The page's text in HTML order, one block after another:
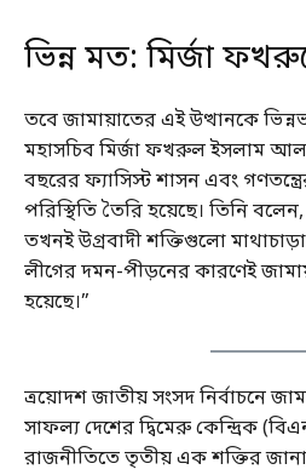
ভিন্ন মত: মির্জা
তবে জামায়াতের এই উত্থানকে
মহাসচিব মির্জা ফখরুল ইসলাম
বছরের ফ্যাসিস্ট শাসন এবং
পরিস্থিতি তৈরি হয়েছে। তিনি
তখনই উগ্রবাদী শক্তিগুলো
লীগের দমন-পীড়নের কারণেই
হয়েছে।”
ত্রয়োদশ জাতীয় সংসদ নির্বাচনে
সাফল্য দেশের দ্বিমেরু কেন্দ্রিক
রাজনীতিতে তৃতীয় এক শক্তির